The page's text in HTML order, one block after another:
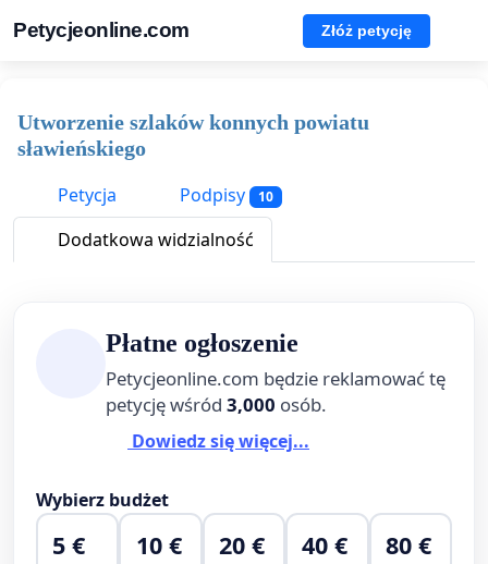
Petycjeonline.com Złóż petycję
Utworzenie szlaków konnych powiatu
sławieńskiego
Petycja
Podpisy 10
Dodatkowa widzialność
Płatne ogłoszenie
Petycjeonline.com będzie reklamować tę
petycję wśród 3,000 osób.
Dowiedz się więcej...
Wybierz budżet
5 € 10 € 20 € 40 € 80 €